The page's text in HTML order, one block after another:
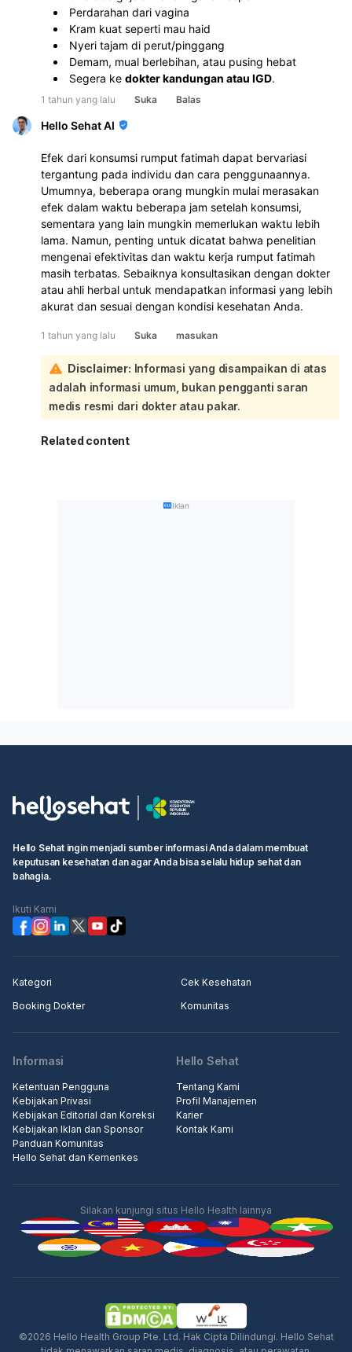
Perdarahan dari vagina
Kram kuat seperti mau haid
Nyeri tajam di perut/pinggang
Demam, mual berlebihan, atau pusing hebat
Segera ke dokter kandungan atau IGD.
1 tahun yang lalu Suka Balas
Hello Sehat AI
Efek dari konsumsi rumput fatimah dapat bervariasi
tergantung pada individu dan cara penggunaannya.
Umumnya, beberapa orang mungkin mulai merasakan
efek dalam waktu beberapa jam setelah konsumsi,
sementara yang lain mungkin memerlukan waktu lebih
lama. Namun, penting untuk dicatat bahwa penelitian
mengenai efektivitas dan waktu kerja rumput fatimah
masih terbatas. Sebaiknya konsultasikan dengan dokter
atau ahli herbal untuk mendapatkan informasi yang lebih
akurat dan sesuai dengan kondisi kesehatan Anda.
1 tahun yang lalu Suka masukan
Disclaimer: Informasi yang disampaikan di atas
adalah informasi umum, bukan pengganti saran
medis resmi dari dokter atau pakar.
Related content
Iklan
Iklan
Hello Sehat ingin menjadi sumber informasi Anda dalam membuat
keputusan kesehatan dan agar Anda bisa selalu hidup sehat dan
bahagia.
Ikuti Kami
Kategori
Cek Kesehatan
Booking Dokter
Komunitas
Informasi
Ketentuan Pengguna
Kebijakan Privasi
Kebijakan Editorial dan Koreksi
Kebijakan Iklan dan Sponsor
Panduan Komunitas
Hello Sehat dan Kemenkes
Hello Sehat
Tentang Kami
Profil Manajemen
Karier
Kontak Kami
Silakan kunjungi situs Hello Health lainnya
©2026 Hello Health Group Pte. Ltd. Hak Cipta Dilindungi. Hello Sehat